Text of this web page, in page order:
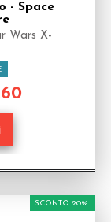
- Space
Wars X-
SCONTO 20%